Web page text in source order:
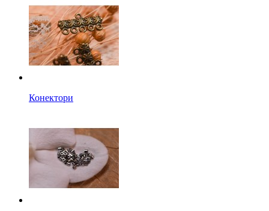
Конектори